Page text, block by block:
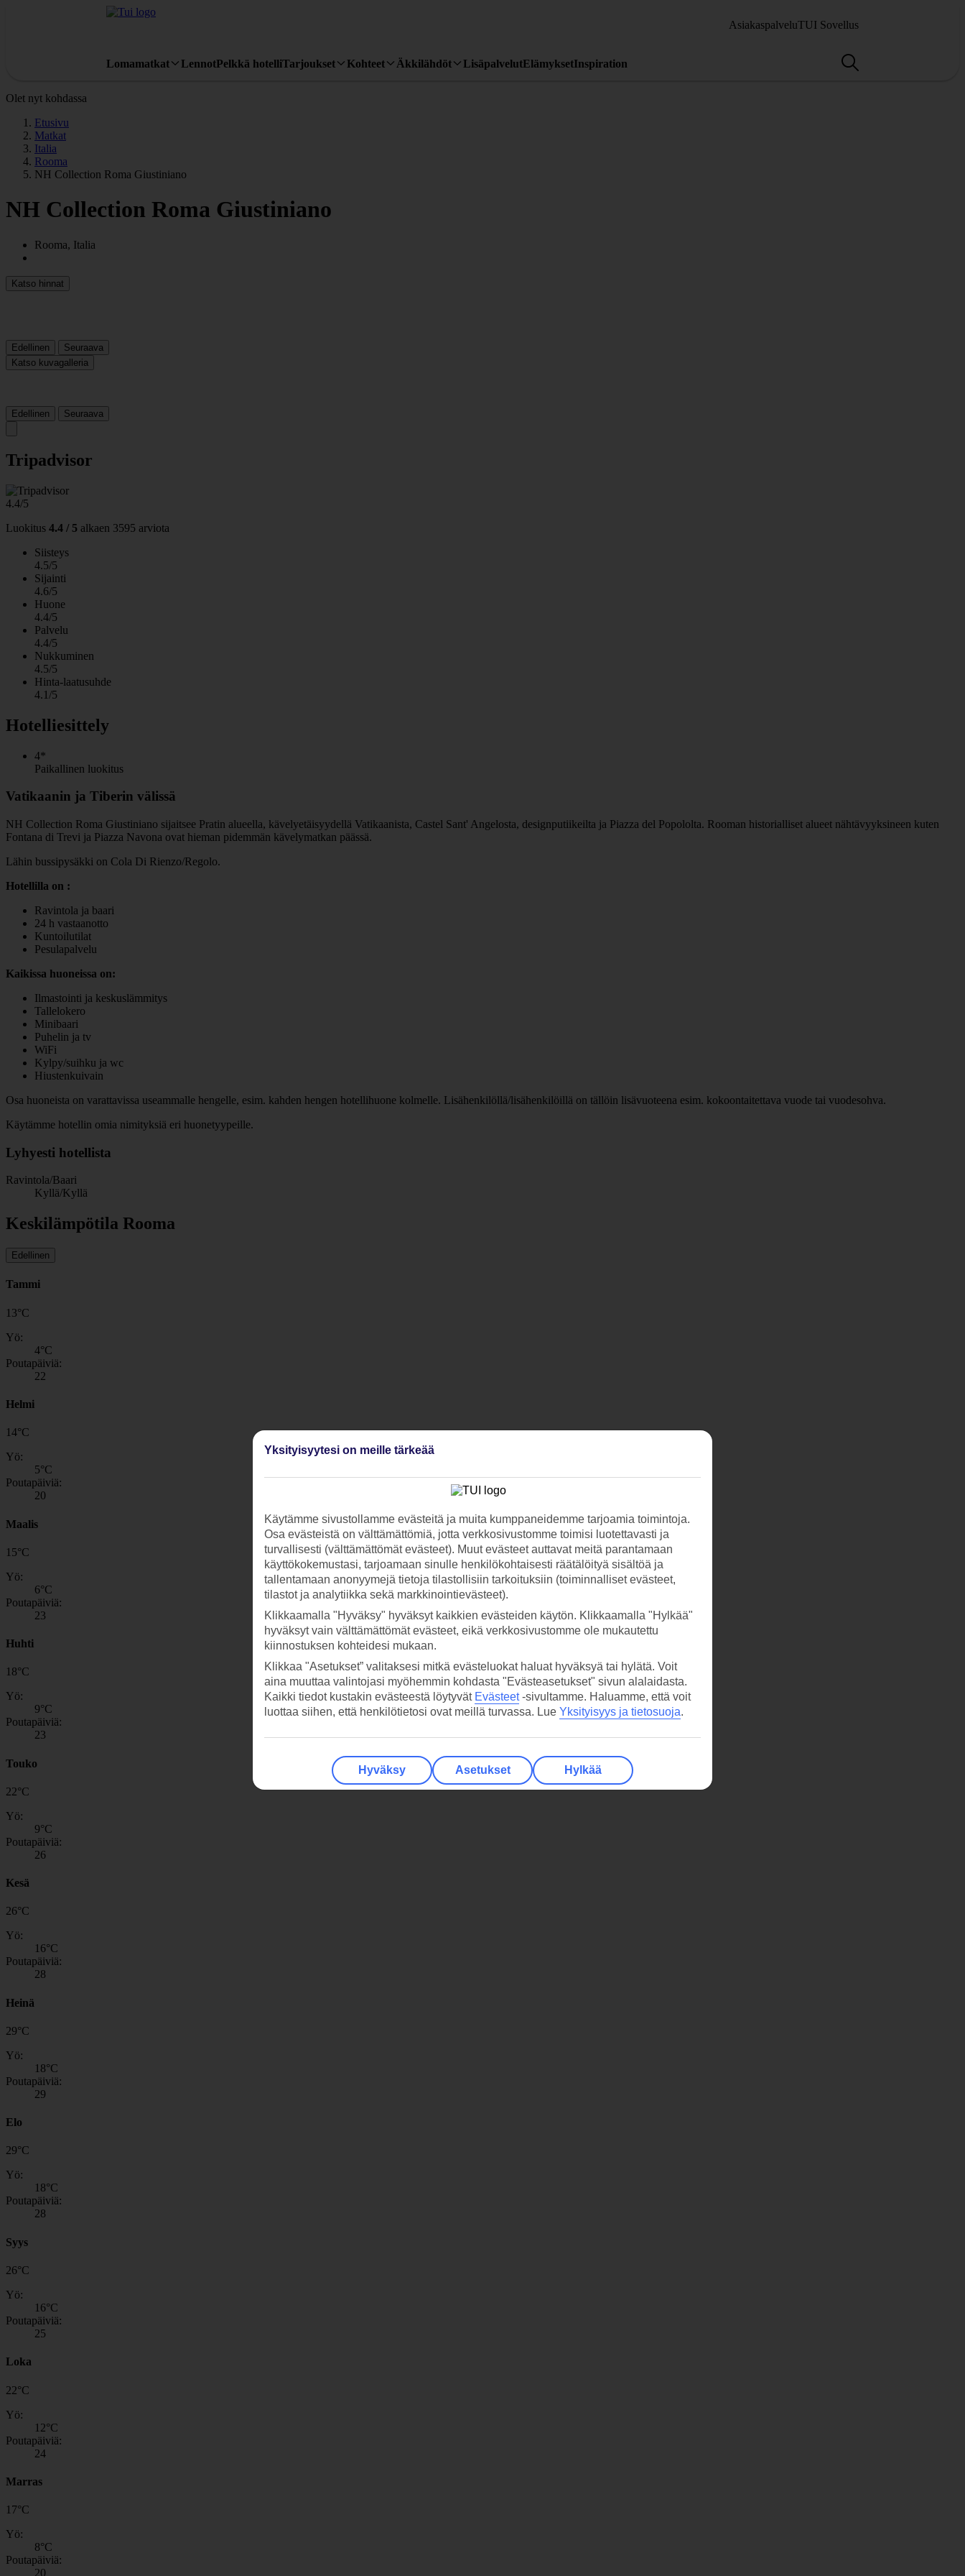
AsiakaspalveluTUI Sovellus
Lomamatkat LennotPelkkä hotelliTarjoukset Kohteet Äkkilähdöt LisäpalvelutElämyksetInspiration
Olet nyt kohdassa
Etusivu
Matkat
Italia
Rooma
NH Collection Roma Giustiniano
NH Collection Roma Giustiniano
Rooma, Italia
Katso hinnat
Edellinen
Seuraava
Katso kuvagalleria
Edellinen Seuraava
Tripadvisor
4.4/5
Luokitus 4.4 / 5 alkaen 3595 arviota
Siisteys
4.5/5
Sijainti
4.6/5
Huone
4.4/5
Palvelu
4.4/5
Nukkuminen
4.5/5
Hinta-laatusuhde
4.1/5
Hotelliesittely
4*
Paikallinen luokitus
Vatikaanin ja Tiberin välissä
NH Collection Roma Giustiniano sijaitsee Pratin alueella, kävelyetäisyydellä Vatikaanista, Castel Sant' Angelosta, designputiikeilta ja Piazza del Popololta. Rooman historialliset alueet nähtävyyksineen kuten
Fontana di Trevi ja Piazza Navona ovat hieman pidemmän kävelymatkan päässä.
Lähin bussipysäkki on Cola Di Rienzo/Regolo.
Hotellilla on :
Ravintola ja baari
24 h vastaanotto
Kuntoilutilat
Pesulapalvelu
Kaikissa huoneissa on:
Ilmastointi ja keskuslämmitys
Tallelokero
Minibaari
Puhelin ja tv
WiFi
Kylpy/suihku ja wc
Hiustenkuivain
Osa huoneista on varattavissa useammalle hengelle, esim. kahden hengen hotellihuone kolmelle. Lisähenkilöllä/lisähenkilöillä on tällöin lisävuoteena esim. kokoontaitettava vuode tai vuodesohva.
Käytämme hotellin omia nimityksiä eri huonetyypeille.
Lyhyesti hotellista
Ravintola/Baari
Kyllä/Kyllä
Keskilämpötila Rooma
Edellinen
Tammi
13°C
Yö:
4°C
Poutapäiviä:
22
Helmi
14°C
Yö:
5°C
Poutapäiviä:
20
Maalis
15°C
Yö:
6°C
Poutapäiviä:
23
Huhti
18°C
Yö:
9°C
Poutapäiviä:
23
Touko
22°C
Yö:
9°C
Poutapäiviä:
26
Kesä
26°C
Yö:
16°C
Poutapäiviä:
28
Heinä
29°C
Yö:
18°C
Poutapäiviä:
29
Elo
29°C
Yö:
18°C
Poutapäiviä:
28
Syys
26°C
Yö:
16°C
Poutapäiviä:
25
Loka
22°C
Yö:
12°C
Poutapäiviä:
24
Marras
17°C
Yö:
8°C
Poutapäiviä:
20
Yksityisyytesi on meille tärkeää
Käytämme sivustollamme evästeitä ja muita kumppaneidemme tarjoamia toimintoja.
Osa evästeistä on välttämättömiä, jotta verkkosivustomme toimisi luotettavasti ja
turvallisesti (välttämättömät evästeet). Muut evästeet auttavat meitä parantamaan
käyttökokemustasi, tarjoamaan sinulle henkilökohtaisesti räätälöityä sisältöä ja
tallentamaan anonyymejä tietoja tilastollisiin tarkoituksiin (toiminnalliset evästeet,
tilastot ja analytiikka sekä markkinointievästeet).
Klikkaamalla "Hyväksy" hyväksyt kaikkien evästeiden käytön. Klikkaamalla "Hylkää"
hyväksyt vain välttämättömät evästeet, eikä verkkosivustomme ole mukautettu
kiinnostuksen kohteidesi mukaan.
Klikkaa "Asetukset” valitaksesi mitkä evästeluokat haluat hyväksyä tai hylätä. Voit
aina muuttaa valintojasi myöhemmin kohdasta "Evästeasetukset" sivun alalaidasta.
Kaikki tiedot kustakin evästeestä löytyvät Evästeet-sivultamme. Haluamme, että voit
luottaa siihen, että henkilötietosi ovat meillä turvassa. Lue Yksityisyys ja tietosuoja.
Hyväksy Asetukset Hylkää